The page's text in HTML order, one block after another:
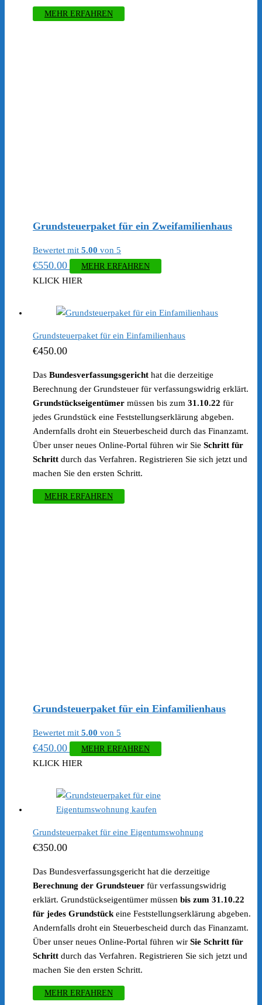
MEHR ERFAHREN
Grundsteuerpaket für ein Zweifamilienhaus
Bewertet mit 5.00 von 5
€550.00 MEHR ERFAHREN
KLICK HIER
Grundsteuerpaket für ein Einfamilienhaus
€450.00
Das Bundesverfassungsgericht hat die derzeitige
Berechnung der Grundsteuer für verfassungswidrig erklärt.
Grundstückseigentümer müssen bis zum 31.10.22 für
jedes Grundstück eine Feststellungserklärung abgeben.
Andernfalls droht ein Steuerbescheid durch das Finanzamt.
Über unser neues Online-Portal führen wir Sie Schritt für
Schritt durch das Verfahren. Registrieren Sie sich jetzt und
machen Sie den ersten Schritt.
MEHR ERFAHREN
Grundsteuerpaket für ein Einfamilienhaus
Bewertet mit 5.00 von 5
€450.00 MEHR ERFAHREN
KLICK HIER
Grundsteuerpaket für eine Eigentumswohnung
€350.00
Das Bundesverfassungsgericht hat die derzeitige
Berechnung der Grundsteuer für verfassungswidrig
erklärt. Grundstückseigentümer müssen bis zum 31.10.22
für jedes Grundstück eine Feststellungserklärung abgeben.
Andernfalls droht ein Steuerbescheid durch das Finanzamt.
Über unser neues Online-Portal führen wir Sie Schritt für
Schritt durch das Verfahren. Registrieren Sie sich jetzt und
machen Sie den ersten Schritt.
MEHR ERFAHREN